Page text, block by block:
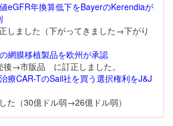
eGFR年換算低下をBayerのKerendiaが
しました（下がってきました→下がり
網膜移植製品を欧州が承認
後→市販品 に訂正しました。
療CAR-TのSail社を買う選択権利をJ&J
た（30億ドル弱→26億ドル弱）